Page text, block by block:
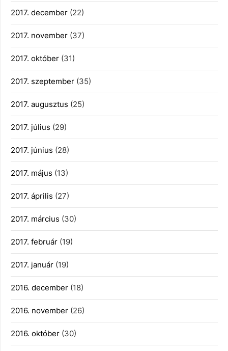
2017. december (22)
2017. november (37)
2017. október (31)
2017. szeptember (35)
2017. augusztus (25)
2017. július (29)
2017. június (28)
2017. május (13)
2017. április (27)
2017. március (30)
2017. február (19)
2017. január (19)
2016. december (18)
2016. november (26)
2016. október (30)